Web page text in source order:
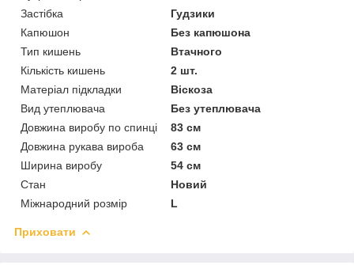
Застібка
Гудзики
Капюшон
Без капюшона
Тип кишень
Втачного
Кількість кишень
2 шт.
Матеріал підкладки
Віскоза
Вид утеплювача
Без утеплювача
Довжина виробу по спинці
83 см
Довжина рукава вироба
63 см
Ширина виробу
54 см
Стан
Новий
Міжнародний розмір
L
Приховати